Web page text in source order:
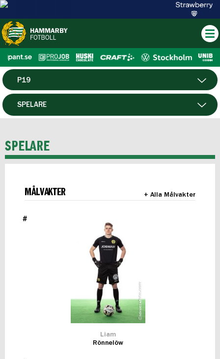
HERR
HTFF
P19
SPELARE
SPELARE
MÅLVAKTER + Alla Målvakter
#
Liam
Rönnelöw